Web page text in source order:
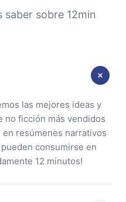
saber sobre 12min
las mejores ideas y
no ficción más vendidos
resúmenes narrativos
consumirse en
12 minutos!